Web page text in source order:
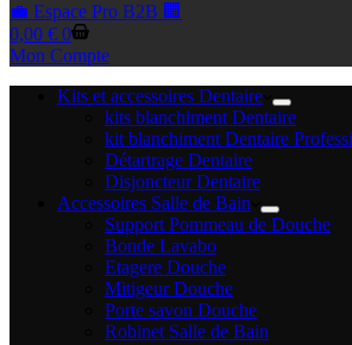
💼 Espace Pro B2B 🏢
Panier
d’achat
0,00 € 0
Mon Compte
Kits et accessoires Dentaire
kits blanchiment Dentaire
kit blanchiment Dentaire
Détartrage Dentaire
Disjoncteur Dentaire
Accessoires Salle de Bain
Support Pommeau de Douche
Bonde Lavabo
Etagere Douche
Mitigeur Douche
Porte savon Douche
Robinet Salle de Bain